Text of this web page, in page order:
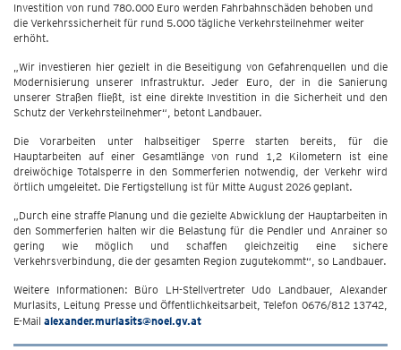
Investition von rund 780.000 Euro werden Fahrbahnschäden behoben und
die Verkehrssicherheit für rund 5.000 tägliche Verkehrsteilnehmer weiter
erhöht.
„Wir investieren hier gezielt in die Beseitigung von Gefahrenquellen und die
Modernisierung unserer Infrastruktur. Jeder Euro, der in die Sanierung
unserer Straßen fließt, ist eine direkte Investition in die Sicherheit und den
Schutz der Verkehrsteilnehmer“, betont Landbauer.
Die Vorarbeiten unter halbseitiger Sperre starten bereits, für die
Hauptarbeiten auf einer Gesamtlänge von rund 1,2 Kilometern ist eine
dreiwöchige Totalsperre in den Sommerferien notwendig, der Verkehr wird
örtlich umgeleitet. Die Fertigstellung ist für Mitte August 2026 geplant.
„Durch eine straffe Planung und die gezielte Abwicklung der Hauptarbeiten in
den Sommerferien halten wir die Belastung für die Pendler und Anrainer so
gering wie möglich und schaffen gleichzeitig eine sichere
Verkehrsverbindung, die der gesamten Region zugutekommt“, so Landbauer.
Weitere Informationen: Büro LH-Stellvertreter Udo Landbauer, Alexander
Murlasits, Leitung Presse und Öffentlichkeitsarbeit, Telefon 0676/812 13742,
E-Mail alexander.murlasits@noel.gv.at